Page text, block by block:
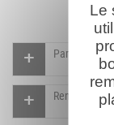
Participer à
Rendre un
Le